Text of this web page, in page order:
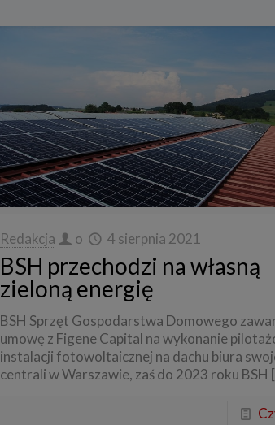
Redakcja o 4 sierpnia 2021
BSH przechodzi na własną
zieloną energię
BSH Sprzęt Gospodarstwa Domowego
umowę z Figene Capital na wykonanie
instalacji fotowoltaicznej na dachu biura
centrali w Warszawie, zaś do 2023 roku BSH